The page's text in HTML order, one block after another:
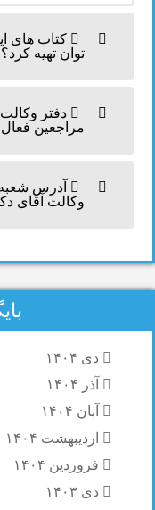
کتاب های
توان تهیه کرد؟
دفتر
مراجعین
آدرس
وکالت آقای
دی ۱۴۰۴
آذر ۱۴۰۴
آبان ۱۴۰۴
اردیبهشت ۱۴۰۴
فروردین ۱۴۰۴
دی ۱۴۰۳